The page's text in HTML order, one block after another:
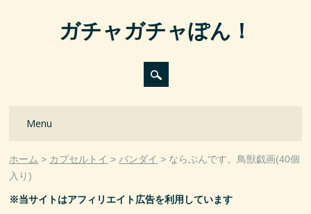
ガチャガチャぽん！
Main menu
Menu
ホーム カプセルトイ バンダイ
ならぶんです。鳥獣戯画(40個
入り)
※当サイトはアフィリエイト広告を利用しています